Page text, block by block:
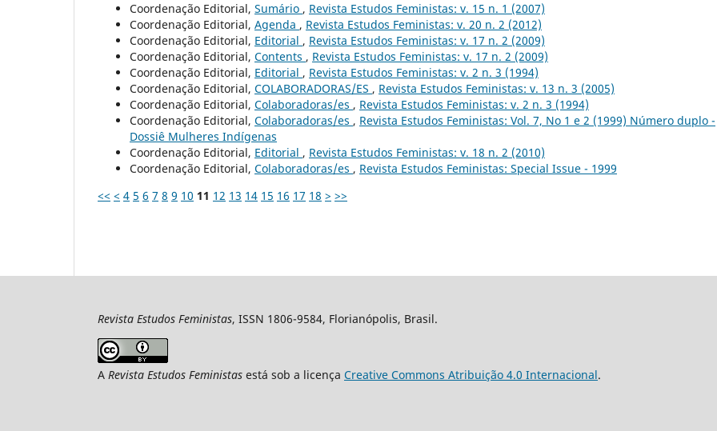
Coordenação Editorial, Sumário , Revista Estudos Feministas: v. 15 n. 1 (2007)
Coordenação Editorial, Agenda , Revista Estudos Feministas: v. 20 n. 2 (2012)
Coordenação Editorial, Editorial , Revista Estudos Feministas: v. 17 n. 2 (2009)
Coordenação Editorial, Contents , Revista Estudos Feministas: v. 17 n. 2 (2009)
Coordenação Editorial, Editorial , Revista Estudos Feministas: v. 2 n. 3 (1994)
Coordenação Editorial, COLABORADORAS/ES , Revista Estudos Feministas: v. 13 n. 3 (2005)
Coordenação Editorial, Colaboradoras/es , Revista Estudos Feministas: v. 2 n. 3 (1994)
Coordenação Editorial, Colaboradoras/es , Revista Estudos Feministas: Vol. 7, No 1 e 2 (1999) Número duplo -
Dossiê Mulheres Indígenas
Coordenação Editorial, Editorial , Revista Estudos Feministas: v. 18 n. 2 (2010)
Coordenação Editorial, Colaboradoras/es , Revista Estudos Feministas: Special Issue - 1999
<< < 4 5 6 7 8 9 10 11 12 13 14 15 16 17 18 > >>
Revista Estudos Feministas, ISSN 1806-9584, Florianópolis, Brasil.
A Revista Estudos Feministas está sob a licença Creative Commons Atribuição 4.0 Internacional.